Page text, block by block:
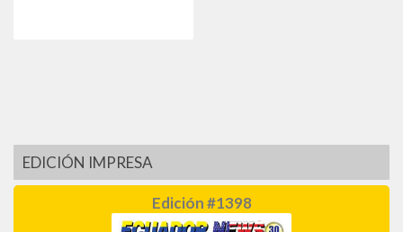
EDICIÓN IMPRESA
Edición #1398